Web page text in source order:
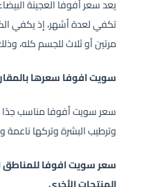
يعد سعر أفوفا العجينة
مرتين أو ثلاث للجسم كله،
سويت افوفا سعرها
سعر سويت أفوفا مناسب جدًا
وترطيب البشرة وتركها
سعر سويت افوفا للمناطق